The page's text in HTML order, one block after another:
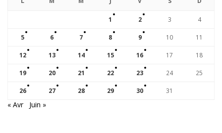
1 2 3 4
5 6 7 8 9 10 11
12 13 14 15 16 17 18
19 20 21 22 23 24 25
26 27 28 29 30 31
« Avr Juin »